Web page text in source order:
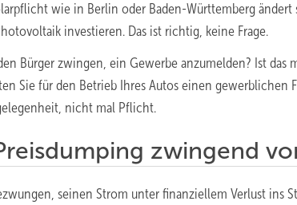
wie in Berlin oder Baden-Württemberg
investieren. Das ist richtig, keine Frage.
Bürger zwingen, ein Gewerbe anzumelden? Ist
Sie für den Betrieb Ihres Autos einen gewerblichen
nicht mal Pflicht.
zwingend
seinen Strom unter finanziellem Verlust ins